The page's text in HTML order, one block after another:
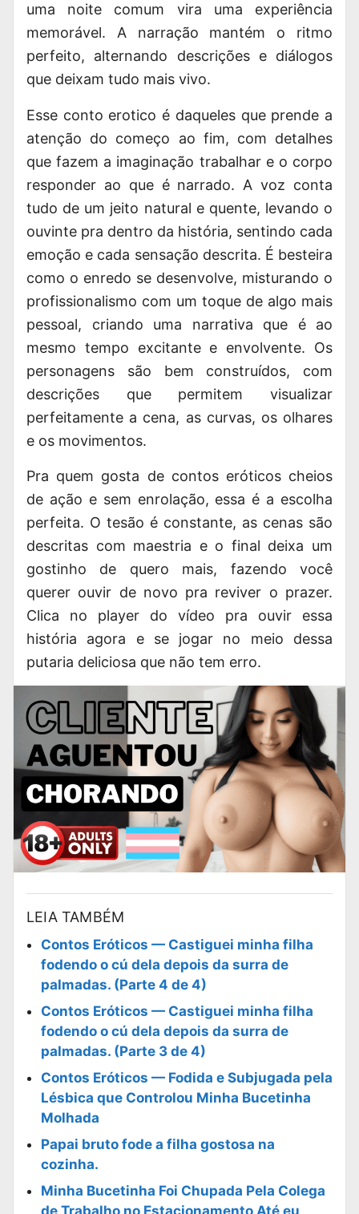
uma noite comum vira uma experiência
memorável. A narração mantém o ritmo
perfeito, alternando descrições e diálogos
que deixam tudo mais vivo.
Esse conto erotico é daqueles que prende a
atenção do começo ao fim, com detalhes
que fazem a imaginação trabalhar e o corpo
responder ao que é narrado. A voz conta
tudo de um jeito natural e quente, levando o
ouvinte pra dentro da história, sentindo cada
emoção e cada sensação descrita. É besteira
como o enredo se desenvolve, misturando o
profissionalismo com um toque de algo mais
pessoal, criando uma narrativa que é ao
mesmo tempo excitante e envolvente. Os
personagens são bem construídos, com
descrições que permitem visualizar
perfeitamente a cena, as curvas, os olhares
e os movimentos.
Pra quem gosta de contos eróticos cheios
de ação e sem enrolação, essa é a escolha
perfeita. O tesão é constante, as cenas são
descritas com maestria e o final deixa um
gostinho de quero mais, fazendo você
querer ouvir de novo pra reviver o prazer.
Clica no player do vídeo pra ouvir essa
história agora e se jogar no meio dessa
putaria deliciosa que não tem erro.
LEIA TAMBÉM
Contos Eróticos — Castiguei minha filha
fodendo o cú dela depois da surra de
palmadas. (Parte 4 de 4)
Contos Eróticos — Castiguei minha filha
fodendo o cú dela depois da surra de
palmadas. (Parte 3 de 4)
Contos Eróticos — Fodida e Subjugada pela
Lésbica que Controlou Minha Bucetinha
Molhada
Papai bruto fode a filha gostosa na
cozinha.
Minha Bucetinha Foi Chupada Pela Colega